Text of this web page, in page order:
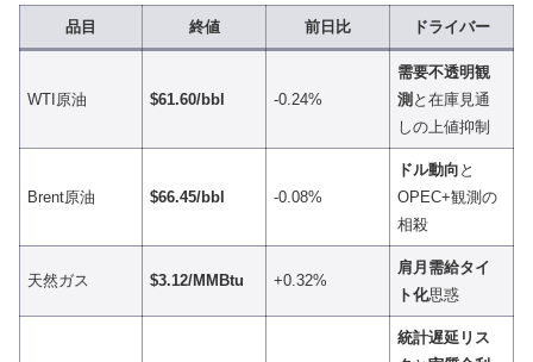
品目 終値 前日比 ドライバー
WTI原油 $61.60/bbl -0.24%
需要不透明観
測 と在庫見通
しの上値抑制
Brent原油 $66.45/bbl -0.08%
ドル動向 と
OPEC+観測の
相殺
天然ガス $3.12/MMBtu +0.32%
肩月需給タイ
ト化思惑
統計遅延リス